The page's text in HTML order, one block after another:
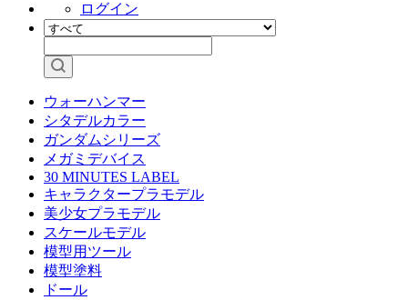
ログイン
ウォーハンマー
シタデルカラー
ガンダムシリーズ
メガミデバイス
30 MINUTES LABEL
キャラクタープラモデル
美少女プラモデル
スケールモデル
模型用ツール
模型塗料
ドール